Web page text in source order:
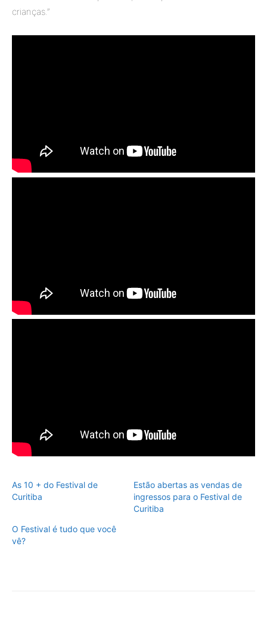
crianças.”
As 10 + do Festival de
Curitiba
Estão abertas as vendas de
ingressos para o Festival de
Curitiba
O Festival é tudo que você
vê?